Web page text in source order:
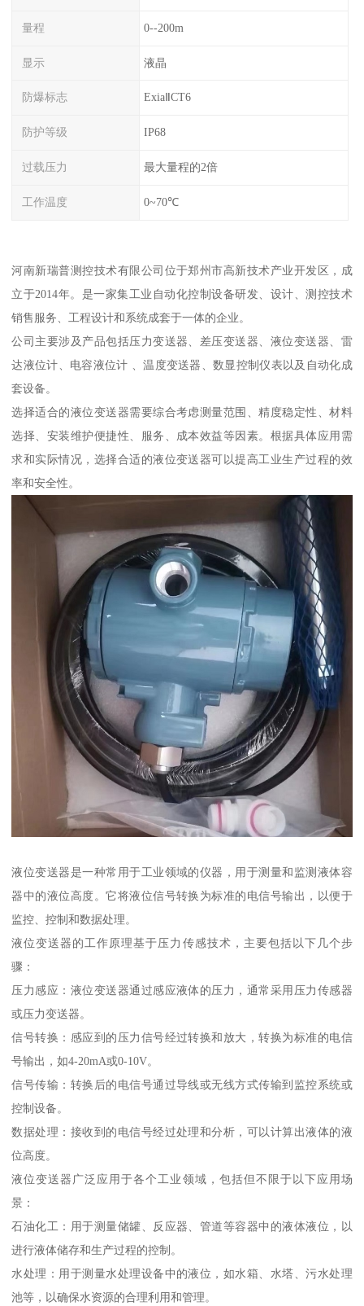
量程 0--200m
显示 液晶
防爆标志 ExiaⅡCT6
防护等级 IP68
过载压力 最大量程的2倍
工作温度 0~70℃
河南新瑞普测控技术有限公司位于郑州市高新技术产业开发区，成
立于2014年。是一家集工业自动化控制设备研发、设计、测控技术
销售服务、工程设计和系统成套于一体的企业。
公司主要涉及产品包括压力变送器、差压变送器、液位变送器、雷
达液位计、电容液位计 、温度变送器、数显控制仪表以及自动化成
套设备。
选择适合的液位变送器需要综合考虑测量范围、精度稳定性、材料
选择、安装维护便捷性、服务、成本效益等因素。根据具体应用需
求和实际情况，选择合适的液位变送器可以提高工业生产过程的效
率和安全性。
液位变送器是一种常用于工业领域的仪器，用于测量和监测液体容
器中的液位高度。它将液位信号转换为标准的电信号输出，以便于
监控、控制和数据处理。
液位变送器的工作原理基于压力传感技术，主要包括以下几个步
骤：
压力感应：液位变送器通过感应液体的压力，通常采用压力传感器
或压力变送器。
信号转换：感应到的压力信号经过转换和放大，转换为标准的电信
号输出，如4-20mA或0-10V。
信号传输：转换后的电信号通过导线或无线方式传输到监控系统或
控制设备。
数据处理：接收到的电信号经过处理和分析，可以计算出液体的液
位高度。
液位变送器广泛应用于各个工业领域，包括但不限于以下应用场
景：
石油化工：用于测量储罐、反应器、管道等容器中的液体液位，以
进行液体储存和生产过程的控制。
水处理：用于测量水处理设备中的液位，如水箱、水塔、污水处理
池等，以确保水资源的合理利用和管理。